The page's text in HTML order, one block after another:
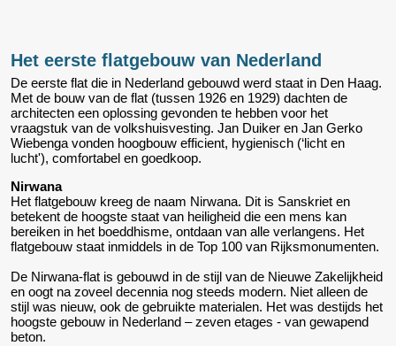
Het eerste flatgebouw van Nederland
De eerste flat die in Nederland gebouwd werd staat in Den Haag.
Met de bouw van de flat (tussen 1926 en 1929) dachten de
architecten een oplossing gevonden te hebben voor het
vraagstuk van de volkshuisvesting. Jan Duiker en Jan Gerko
Wiebenga vonden hoogbouw efficient, hygienisch (‘licht en
lucht'), comfortabel en goedkoop.
Nirwana
Het flatgebouw kreeg de naam Nirwana. Dit is Sanskriet en
betekent de hoogste staat van heiligheid die een mens kan
bereiken in het boeddhisme, ontdaan van alle verlangens. Het
flatgebouw staat inmiddels in de Top 100 van Rijksmonumenten.
De Nirwana-flat is gebouwd in de stijl van de Nieuwe Zakelijkheid
en oogt na zoveel decennia nog steeds modern. Niet alleen de
stijl was nieuw, ook de gebruikte materialen. Het was destijds het
hoogste gebouw in Nederland – zeven etages - van gewapend
beton.